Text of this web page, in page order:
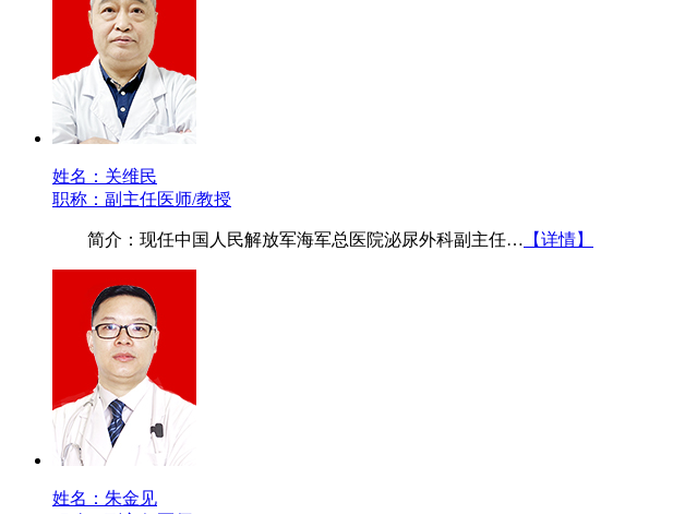
姓名：关维民
职称：副主任医师/教授
简介：现任中国人民解放军海军总医院泌尿外科副主任… 【详情】
姓名：朱金见